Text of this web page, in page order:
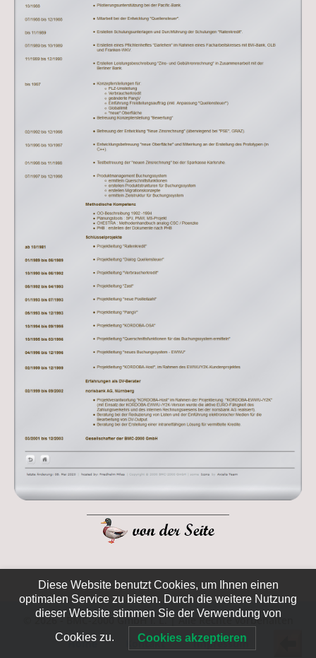
© 2026 - BMC-2000 GmbH i. L. | Alle Rechte vorbehalten
Home
Kontakt Impressum
Diese Website benutzt Cookies, um Ihnen einen
optimalen Service zu bieten. Durch die weitere Nutzung
dieser Website stimmen Sie der Verwendung von
Cookies zu. Cookies akzeptieren